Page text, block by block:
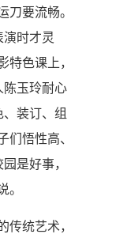
要流畅。
时才灵
特色课上，
陈玉玲耐心
装订、组
们悟性高、
是好事，
。
统艺术，